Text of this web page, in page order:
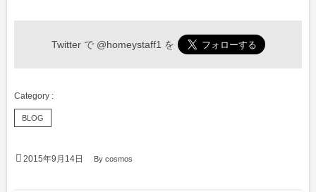
Twitter で @homeystaff1 を
BLOG
2015年9月14日 Bycosmos